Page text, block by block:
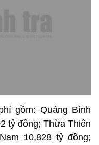
gồm: Quảng Bình
tỷ đồng; Thừa Thiên
10,828 tỷ đồng;